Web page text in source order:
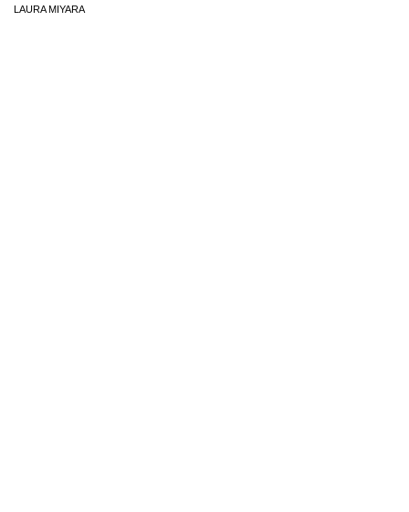
LAURA MIYARA